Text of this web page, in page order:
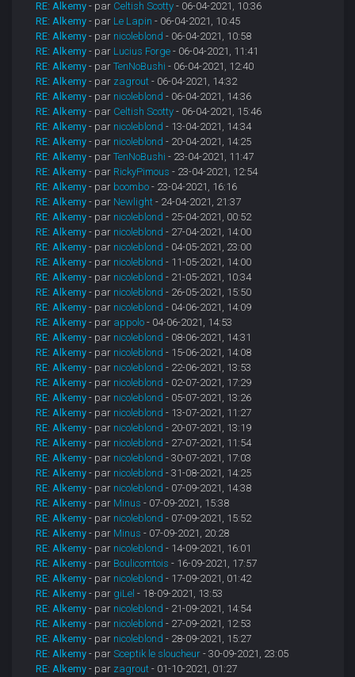
RE: Alkemy - par Celtish Scotty - 06-04-2021, 10:36
RE: Alkemy - par Le Lapin - 06-04-2021, 10:45
RE: Alkemy - par nicoleblond - 06-04-2021, 10:58
RE: Alkemy - par Lucius Forge - 06-04-2021, 11:41
RE: Alkemy - parTenNoBushi - 06-04-2021, 12:40
RE: Alkemy - par zagrout - 06-04-2021, 14:32
RE: Alkemy - par nicoleblond - 06-04-2021, 14:36
RE: Alkemy - par Celtish Scotty - 06-04-2021, 15:46
RE: Alkemy - par nicoleblond - 13-04-2021, 14:34
RE: Alkemy - par nicoleblond - 20-04-2021, 14:25
RE: Alkemy - parTenNoBushi - 23-04-2021, 11:47
RE: Alkemy - par RickyPimous - 23-04-2021, 12:54
RE: Alkemy - par boombo - 23-04-2021, 16:16
RE: Alkemy - par Newlight - 24-04-2021, 21:37
RE: Alkemy - par nicoleblond - 25-04-2021, 00:52
RE: Alkemy - par nicoleblond - 27-04-2021, 14:00
RE: Alkemy - par nicoleblond - 04-05-2021, 23:00
RE: Alkemy - par nicoleblond - 11-05-2021, 14:00
RE: Alkemy - par nicoleblond - 21-05-2021, 10:34
RE: Alkemy - par nicoleblond - 26-05-2021, 15:50
RE: Alkemy - par nicoleblond - 04-06-2021, 14:09
RE: Alkemy - par appolo - 04-06-2021, 14:53
RE: Alkemy - par nicoleblond - 08-06-2021, 14:31
RE: Alkemy - par nicoleblond - 15-06-2021, 14:08
RE: Alkemy - par nicoleblond - 22-06-2021, 13:53
RE: Alkemy - par nicoleblond - 02-07-2021, 17:29
RE: Alkemy - par nicoleblond - 05-07-2021, 13:26
RE: Alkemy - par nicoleblond - 13-07-2021, 11:27
RE: Alkemy - par nicoleblond - 20-07-2021, 13:19
RE: Alkemy - par nicoleblond - 27-07-2021, 11:54
RE: Alkemy - par nicoleblond - 30-07-2021, 17:03
RE: Alkemy - par nicoleblond - 31-08-2021, 14:25
RE: Alkemy - par nicoleblond - 07-09-2021, 14:38
RE: Alkemy - par Minus - 07-09-2021, 15:38
RE: Alkemy - par nicoleblond - 07-09-2021, 15:52
RE: Alkemy - par Minus - 07-09-2021, 20:28
RE: Alkemy - par nicoleblond - 14-09-2021, 16:01
RE: Alkemy - par Boulicomtois - 16-09-2021, 17:57
RE: Alkemy - par nicoleblond - 17-09-2021, 01:42
RE: Alkemy - par giLel - 18-09-2021, 13:53
RE: Alkemy - par nicoleblond - 21-09-2021, 14:54
RE: Alkemy - par nicoleblond - 27-09-2021, 12:53
RE: Alkemy - par nicoleblond - 28-09-2021, 15:27
RE: Alkemy - parSceptik le sloucheur - 30-09-2021, 23:05
RE: Alkemy - par zagrout - 01-10-2021, 01:27